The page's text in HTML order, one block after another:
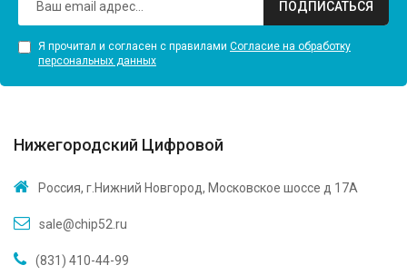
ПОДПИСАТЬСЯ
Я прочитал и согласен с правилами Согласие на обработку
персональных данных
Нижегородский Цифровой
Россия, г.Нижний Новгород, Московское шоссе д 17А
sale@chip52.ru
(831) 410-44-99